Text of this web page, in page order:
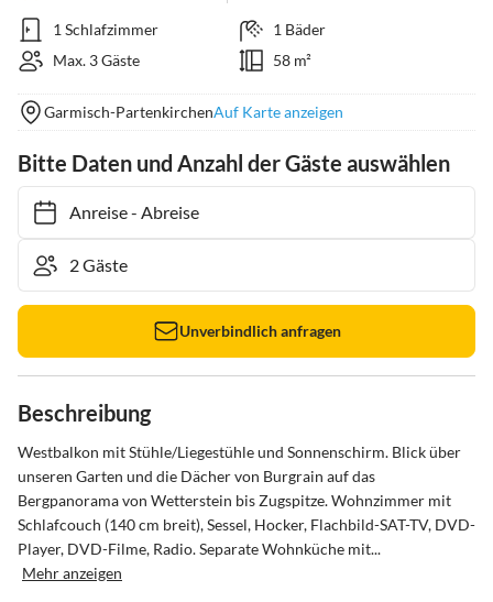
1 Schlafzimmer
1 Bäder
Max. 3 Gäste
58 m²
Garmisch-PartenkirchenAuf Karte anzeigen
Bitte Daten und Anzahl der Gäste auswählen
Anreise- Abreise
Unverbindlich anfragen
Beschreibung
Westbalkon mit Stühle/Liegestühle und Sonnenschirm. Blick über
unseren Garten und die Dächer von Burgrain auf das
Bergpanorama von Wetterstein bis Zugspitze. Wohnzimmer mit
Schlafcouch (140 cm breit), Sessel, Hocker, Flachbild-SAT-TV, DVD-
Player, DVD-Filme, Radio. Separate Wohnküche mit...
Mehr anzeigen